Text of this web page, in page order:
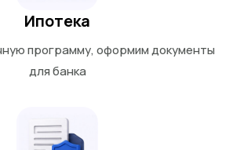
Ипотека
программу, оформим документы
для банка